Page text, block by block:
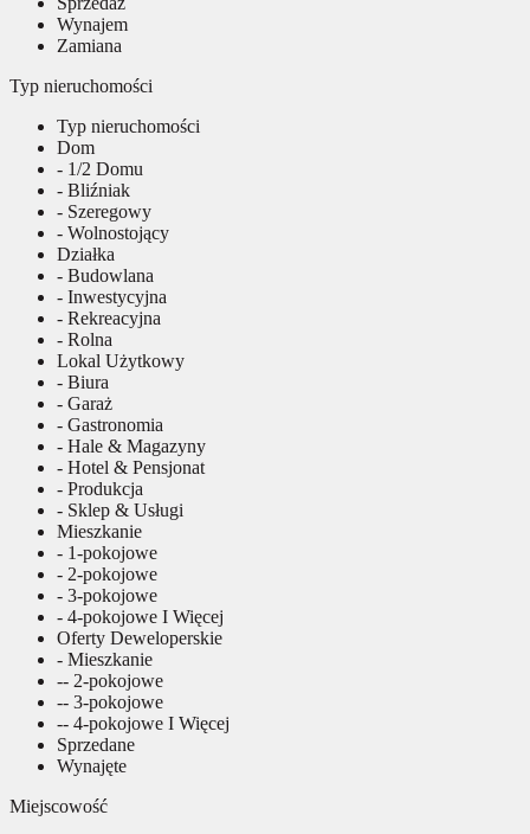
Wynajem
Zamiana
Typ nieruchomości
Typ nieruchomości
Dom
- 1/2 Domu
- Bliźniak
- Szeregowy
- Wolnostojący
Działka
- Budowlana
- Inwestycyjna
- Rekreacyjna
- Rolna
Lokal Użytkowy
- Biura
- Garaż
- Gastronomia
- Hale & Magazyny
- Hotel & Pensjonat
- Produkcja
- Sklep & Usługi
Mieszkanie
- 1-pokojowe
- 2-pokojowe
- 3-pokojowe
- 4-pokojowe I Więcej
Oferty Deweloperskie
- Mieszkanie
-- 2-pokojowe
-- 3-pokojowe
-- 4-pokojowe I Więcej
Sprzedane
Wynajęte
Miejscowość